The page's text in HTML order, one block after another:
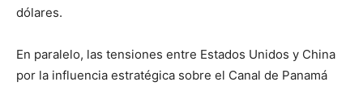
dólares.
En paralelo, las tensiones entre Estados Unidos y China
por la influencia estratégica sobre el Canal de Panamá